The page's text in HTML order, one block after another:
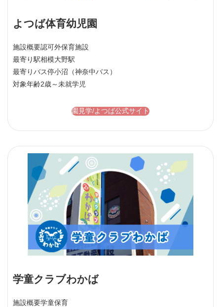
よつば体育幼児園
施設概要認可外保育施設
最寄り駅相模大野駅
最寄りバス停小沼（神奈中バス）
対象年齢2歳～未就学児
園見学/よつば公式サイト
学童クラブわかば
施設概要学童保育